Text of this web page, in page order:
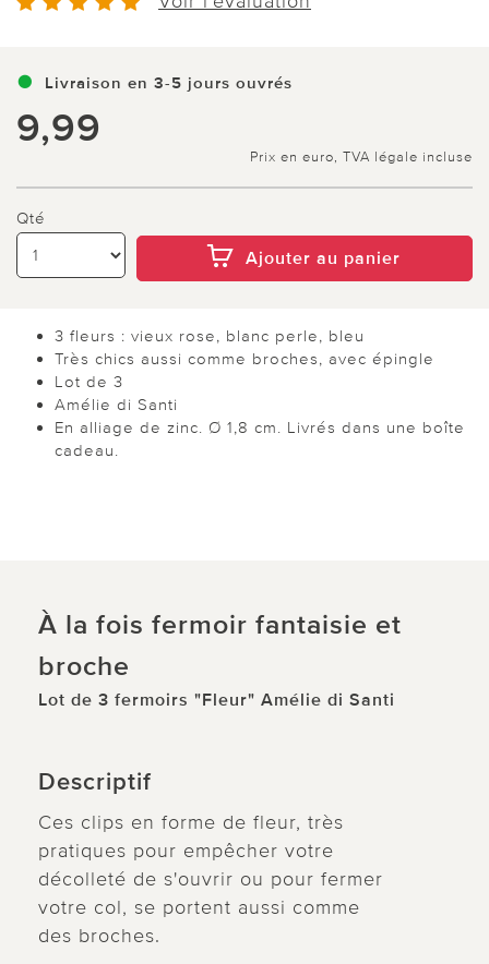
Livraison en 3-5 jours ouvrés
9,99
Prix en euro, TVA légale incluse
Qté
Ajouter au panier
3 fleurs : vieux rose, blanc perle, bleu
Très chics aussi comme broches, avec épingle
Lot de 3
Amélie di Santi
En alliage de zinc. Ø 1,8 cm. Livrés dans une boîte
cadeau.
À la fois fermoir fantaisie et
broche
Lot de 3 fermoirs "Fleur" Amélie di Santi
Descriptif
Ces clips en forme de fleur, très
pratiques pour empêcher votre
décolleté de s'ouvrir ou pour fermer
votre col, se portent aussi comme
des broches.